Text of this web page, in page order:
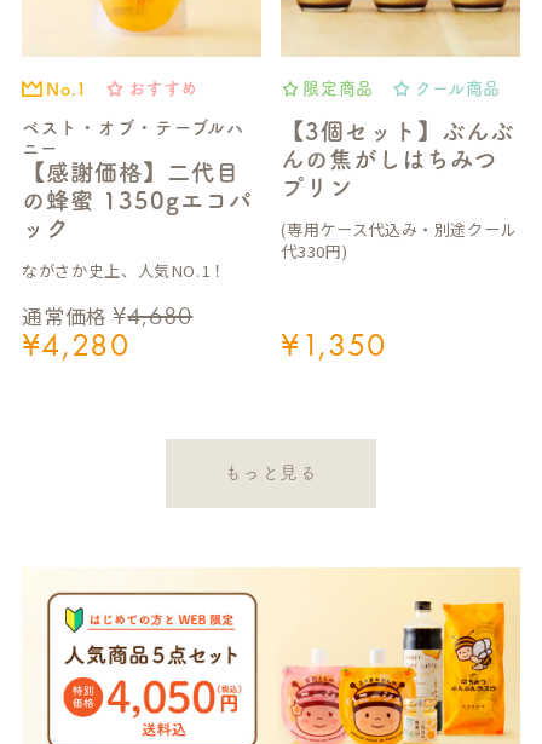
ベスト・オブ・テーブルハ
ニー
【感謝価格】二代目
の蜂蜜 1350gエコパ
ック
No.1 おすすめ
通常価格 ¥4,680
¥4,280
ながさか史上、人気NO.1！
【3個セット】ぶんぶ
んの焦がしはちみつ
プリン
限定商品 クール商品
¥1,350
(専用ケース代込み・別途クール
代330円)
もっと見る